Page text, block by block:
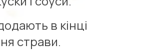
в кінці
страви.